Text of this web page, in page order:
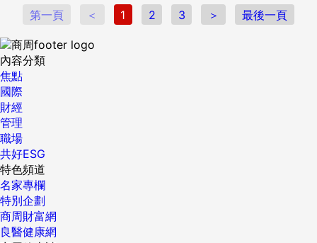
次沒有帶錢。我仔細看了看他身邊，好像也沒有二維碼微信支
付，於是，我轉身離開。 忽然，一個想法湧入心頭：善良是需
要成本的。 我想起朋友的一個故事，朋友的兒子5歲，上幼稚
園前，朋友多次跟孩子說：「千萬不要和別人打架，別人打你
你也不要還手，記得保持善良。」 幾天後，兒子被人打得鼻青
眼腫回來了。 朋友十分生氣，這才明白，這已經不是第一次
了，之前，誰欺負他兒子，兒子都不還手，甚至不和家長、老
師說。 朋友恍然大悟，於是帶著孩子學習了散打和跆拳道，並
且告訴孩子，以後誰打他，他都要還手。 有一天，孩子的老師
打電話給朋友，說：「你兒子在廁所裡把4個孩子打得鼻青眼
腫，怎麼回事？」 朋友好奇地問：「4個孩子打我兒子一個
人，難道是我兒子的問題嗎？」 老師一想，還真是4個打一
個，這不是校園霸凌嗎？ 只是4個打一個還打不過，也是不容
易。 所以，無能為力的老師說了一句：「下次讓他別下手這麼
重了，要學會善良。」 朋友說到這個故事時笑了笑說：「看
第一頁 ＜ 1 2 3 ＞ 最後一頁
內容分類
焦點
國際
財經
管理
職場
共好ESG
特色頻道
名家專欄
特別企劃
商周財富網
良醫健康網